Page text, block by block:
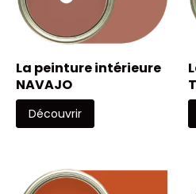
La peinture intérieure
NAVAJO
Découvrir